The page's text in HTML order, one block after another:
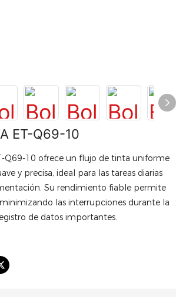
ET-Q69-10
Q69-10 ofrece un flujo de tinta uniforme
y precisa, ideal para las tareas diarias
Su rendimiento fiable permite
las interrupciones durante la
de datos importantes.